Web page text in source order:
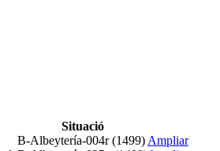
Situació
B-Albeytería-004r (1499) Ampliar